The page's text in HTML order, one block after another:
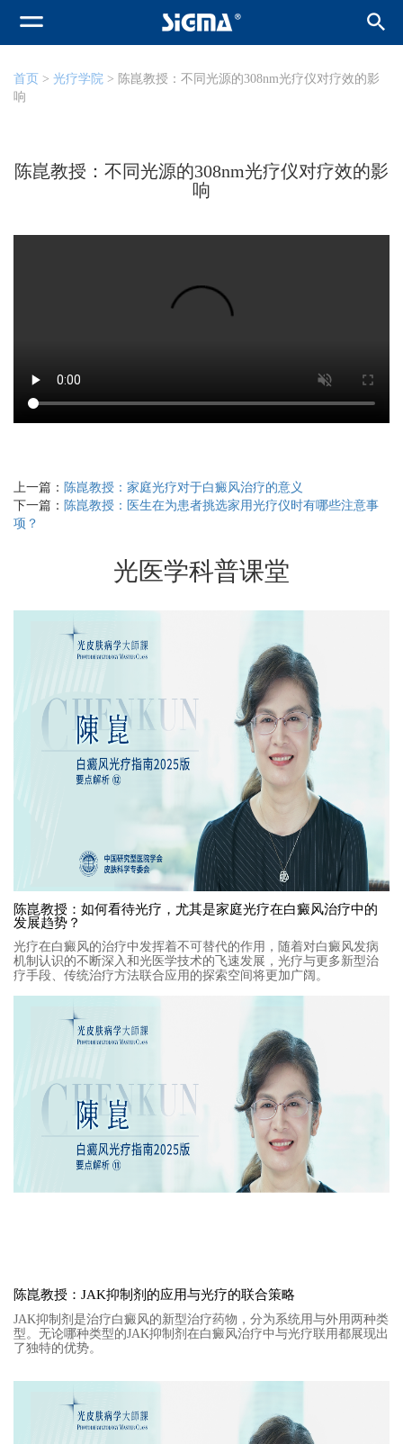
首页 > 光疗学院 > 陈崑教授：不同光源的308nm光疗仪对疗效的影
响
陈崑教授：不同光源的308nm光疗仪对疗效的影
响
上一篇： 陈崑教授：家庭光疗对于白癜风治疗的意义
下一篇： 陈崑教授：医生在为患者挑选家用光疗仪时有哪些注意事
项？
光医学科普课堂
陈崑教授：如何看待光疗，尤其是家庭光疗在白癜风治疗中的
发展趋势？
光疗在白癜风的治疗中发挥着不可替代的作用，随着对白癜风发病
机制认识的不断深入和光医学技术的飞速发展，光疗与更多新型治
疗手段、传统治疗方法联合应用的探索空间将更加广阔。
陈崑教授：JAK抑制剂的应用与光疗的联合策略
JAK抑制剂是治疗白癜风的新型治疗药物，分为系统用与外用两种类
型。无论哪种类型的JAK抑制剂在白癜风治疗中与光疗联用都展现出
了独特的优势。